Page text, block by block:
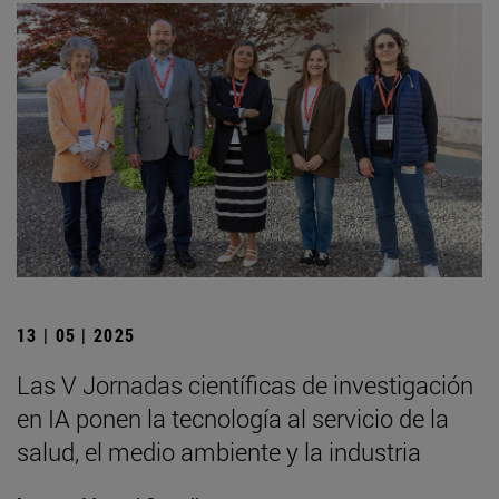
13 | 05 | 2025
Las V Jornadas científicas de investigación
en IA ponen la tecnología al servicio de la
salud, el medio ambiente y la industria